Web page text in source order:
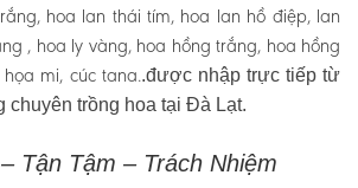
hoa lan thái tím, hoa lan hồ điệp, lan
, hoa ly vàng, hoa hồng trắng, hoa hồng
mi, cúc tana..được nhập trực tiếp từ
chuyên trồng hoa tại Đà Lạt.
Tận Tậm – Trách Nhiệm